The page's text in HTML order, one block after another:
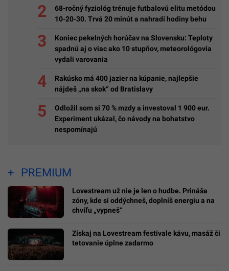
68-ročný fyziológ trénuje futbalovú elitu metódou
10-20-30. Trvá 20 minút a nahradí hodiny behu
Koniec pekelných horúčav na Slovensku: Teploty
spadnú aj o viac ako 10 stupňov, meteorológovia
vydali varovania
Rakúsko má 400 jazier na kúpanie, najlepšie
nájdeš „na skok“ od Bratislavy
Odložil som si 70 % mzdy a investoval 1 900 eur.
Experiment ukázal, čo návody na bohatstvo
nespomínajú
PREMIUM
Lovestream už nie je len o hudbe. Prináša
zóny, kde si oddýchneš, doplníš energiu a na
chvíľu „vypneš“
Získaj na Lovestream festivale kávu, masáž či
tetovanie úplne zadarmo